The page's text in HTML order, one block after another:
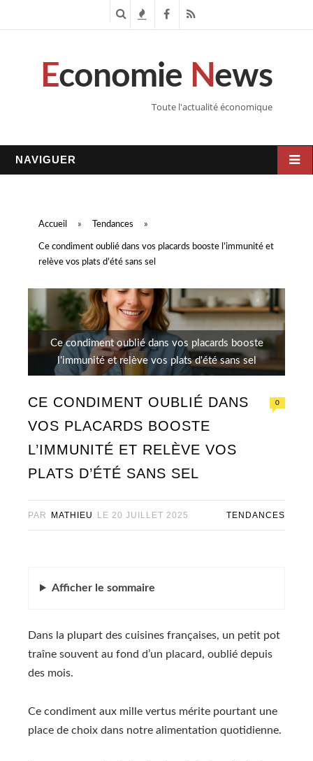
c n
s
F
c
R
S
Economie News
Toute l'actualité économique
NAVIGUER
Accueil » Tendances »
Ce condiment oublié dans vos placards booste l’immunité et
relève vos plats d’été sans sel
Ce condiment oublié dans vos placards booste
l'immunité et relève vos plats d'été sans sel
CE CONDIMENT OUBLIÉ DANS
VOS PLACARDS BOOSTE
L’IMMUNITÉ ET RELÈVE VOS
PLATS D’ÉTÉ SANS SEL
0
PAR MATHIEU LE 20 JUILLET 2025 TENDANCES
Afficher le sommaire
Dans la plupart des cuisines françaises, un petit pot
traîne souvent au fond d’un placard, oublié depuis
des mois.
Ce condiment aux mille vertus mérite pourtant une
place de choix dans notre alimentation quotidienne.